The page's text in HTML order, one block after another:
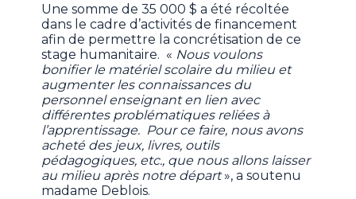
Une somme de 35 000 $ a été récoltée
dans le cadre d’activités de financement
afin de permettre la concrétisation de ce
stage humanitaire. « Nous voulons
bonifier le matériel scolaire du milieu et
augmenter les connaissances du
personnel enseignant en lien avec
différentes problématiques reliées à
l’apprentissage. Pour ce faire, nous avons
acheté des jeux, livres, outils
pédagogiques, etc., que nous allons laisser
au milieu après notre départ», a soutenu
madame Deblois.